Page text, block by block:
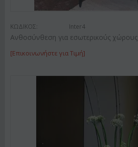
ΚΩΔΙΚΟΣ: Inter4
Ανθοσύνθεση για εσωτερικούς χώρους
[Επικοινωνήστε για Τιμή]